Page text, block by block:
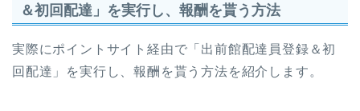
＆初回配達」を実行し、報酬を貰う方法
実際にポイントサイト経由で「出前館配達員登録＆初
回配達」を実行し、報酬を貰う方法を紹介します。